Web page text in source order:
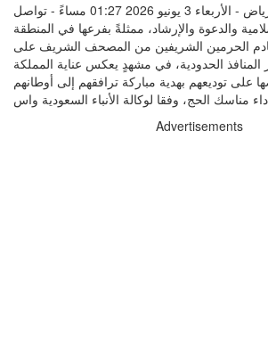
ياسر الجرجورة - الرياض - الأربعاء 3 يونيو 2026 01:27 مساءً - تواصل
والدعوة والإرشاد، ممثلةً بفرعها في المنطقة
الحرمين الشريفين من المصحف الشريف على
المنافذ الحدودية، في مشهدٍ يعكس عناية المملكة
توديعهم بهدية مباركة ترافقهم إلى أوطانهم
Advertisements